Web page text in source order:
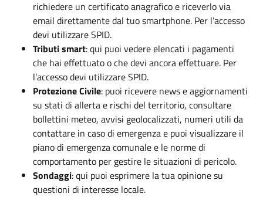
richiedere un certificato anagrafico e riceverlo via
email direttamente dal tuo smartphone. Per l’accesso
devi utilizzare SPID.
Tributi smart: qui puoi vedere elencati i pagamenti
che hai effettuato o che devi ancora effettuare. Per
l’accesso devi utilizzare SPID.
Protezione Civile: puoi ricevere news e aggiornamenti
su stati di allerta e rischi del territorio, consultare
bollettini meteo, avvisi geolocalizzati, numeri utili da
contattare in caso di emergenza e puoi visualizzare il
piano di emergenza comunale e le norme di
comportamento per gestire le situazioni di pericolo.
Sondaggi: qui puoi esprimere la tua opinione su
questioni di interesse locale.